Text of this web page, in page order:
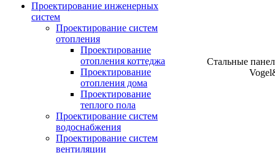
Проектирование инженерных
систем
Проектирование систем
отопления
Проектирование
отопления коттеджа
Проектирование
отопления дома
Проектирование
теплого пола
Проектирование систем
водоснабжения
Проектирование систем
вентиляции
Cтальные